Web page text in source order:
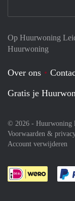
Op Huurwoning
Huurwoning
Over ons
Gratis je
© 2026 - Huurwoning
Voorwaarden &
Account verwijderen